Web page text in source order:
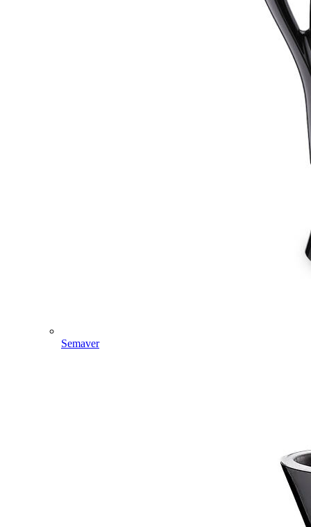
Semaver